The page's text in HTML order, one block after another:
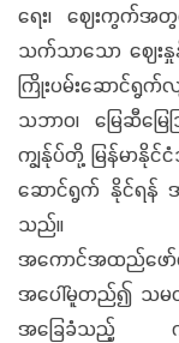
ရေး၊ ဈေးကွက်အတွ
သက်သာသော ဈေးနှုန်
ကြိုးပမ်းဆောင်ရွ
သဘာဝ၊ မြေဆီမြ
ကျွန်ုပ်တို့ မြန်မာနို
ဆောင်ရွက် နိုင်ရန် အ
သည်။ နိုင်ငံတ
အကောင်အထည်ဖော်
အပေါ်မူတည်၍ သမ
အခြေခံသည့် ကုန်ထု